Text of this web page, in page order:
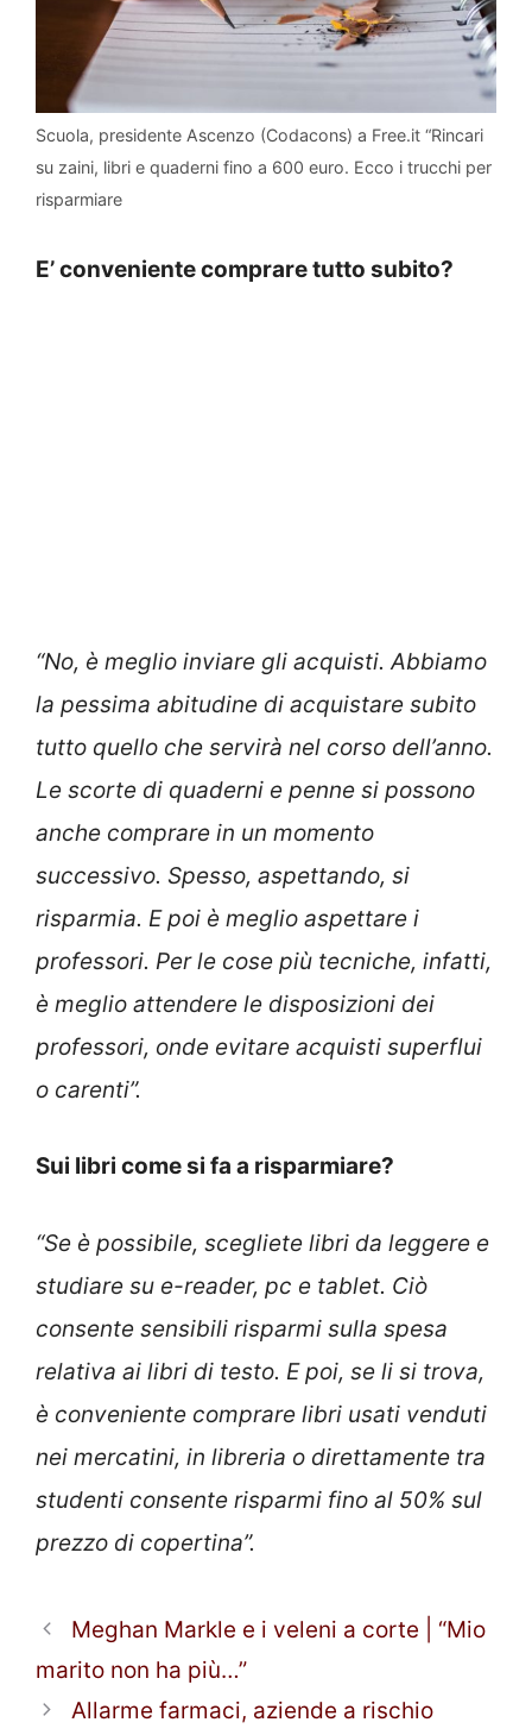
Scuola, presidente Ascenzo (Codacons) a Free.it “Rincari
su zaini, libri e quaderni fino a 600 euro. Ecco i trucchi per
risparmiare
E’ conveniente comprare tutto subito?
“No, è meglio inviare gli acquisti. Abbiamo
la pessima abitudine di acquistare subito
tutto quello che servirà nel corso dell’anno.
Le scorte di quaderni e penne si possono
anche comprare in un momento
successivo. Spesso, aspettando, si
risparmia. E poi è meglio aspettare i
professori. Per le cose più tecniche, infatti,
è meglio attendere le disposizioni dei
professori, onde evitare acquisti superflui
o carenti”.
Sui libri come si fa a risparmiare?
“Se è possibile, scegliete libri da leggere e
studiare su e-reader, pc e tablet. Ciò
consente sensibili risparmi sulla spesa
relativa ai libri di testo. E poi, se li si trova,
è conveniente comprare libri usati venduti
nei mercatini, in libreria o direttamente tra
studenti consente risparmi fino al 50% sul
prezzo di copertina”.
Meghan Markle e i veleni a corte | “Mio
marito non ha più…”
Allarme farmaci, aziende a rischio